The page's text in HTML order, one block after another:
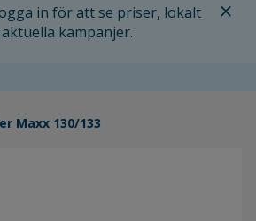
in för att se priser, lokalt
kampanjer.
close
Maxx 130/133